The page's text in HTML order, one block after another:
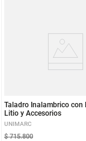
Taladro Inalambrico con
Litio y Accesorios
UNIMARC
$ 715.800